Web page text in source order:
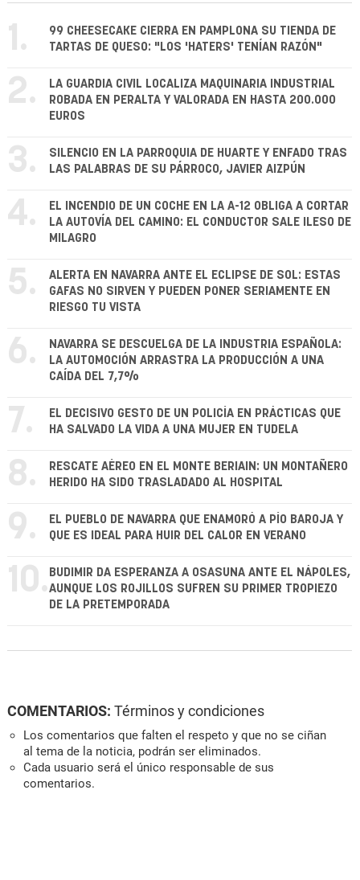
1.
99 CHEESECAKE CIERRA EN PAMPLONA SU TIENDA DE
TARTAS DE QUESO: "LOS 'HATERS' TENÍAN RAZÓN"
2.
LA GUARDIA CIVIL LOCALIZA MAQUINARIA INDUSTRIAL
ROBADA EN PERALTA Y VALORADA EN HASTA 200.000
EUROS
3.
SILENCIO EN LA PARROQUIA DE HUARTE Y ENFADO TRAS
LAS PALABRAS DE SU PÁRROCO, JAVIER AIZPÚN
4.
EL INCENDIO DE UN COCHE EN LA A-12 OBLIGA A CORTAR
LA AUTOVÍA DEL CAMINO: EL CONDUCTOR SALE ILESO DE
MILAGRO
5.
ALERTA EN NAVARRA ANTE EL ECLIPSE DE SOL: ESTAS
GAFAS NO SIRVEN Y PUEDEN PONER SERIAMENTE EN
RIESGO TU VISTA
6.
NAVARRA SE DESCUELGA DE LA INDUSTRIA ESPAÑOLA:
LA AUTOMOCIÓN ARRASTRA LA PRODUCCIÓN A UNA
CAÍDA DEL 7,7%
7.
EL DECISIVO GESTO DE UN POLICÍA EN PRÁCTICAS QUE
HA SALVADO LA VIDA A UNA MUJER EN TUDELA
8.
RESCATE AÉREO EN EL MONTE BERIAIN: UN MONTAÑERO
HERIDO HA SIDO TRASLADADO AL HOSPITAL
9.
EL PUEBLO DE NAVARRA QUE ENAMORÓ A PÍO BAROJA Y
QUE ES IDEAL PARA HUIR DEL CALOR EN VERANO
10. BUDIMIR DA ESPERANZA A OSASUNA ANTE EL NÁPOLES,
AUNQUE LOS ROJILLOS SUFREN SU PRIMER TROPIEZO
DE LA PRETEMPORADA
COMENTARIOS: Términos y condiciones
Los comentarios que falten el respeto y que no se ciñan
al tema de la noticia, podrán ser eliminados.
Cada usuario será el único responsable de sus
comentarios.